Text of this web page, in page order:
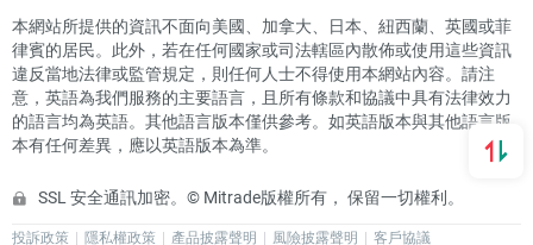
本網站所提供的資訊不面向美國、加拿大、日本、紐西蘭、英國或菲
律賓的居民。此外，若在任何國家或司法轄區內散佈或使用這些資訊
違反當地法律或監管規定，則任何人士不得使用本網站內容。請注
意，英語為我們服務的主要語言，且所有條款和協議中具有法律效力
的語言均為英語。其他語言版本僅供參考。如英語版本與其他語言版
本有任何差異，應以英語版本為準。
SSL 安全通訊加密。© Mitrade版權所有， 保留一切權利。
投訴政策 隱私權政策 產品披露聲明 風險披露聲明 客戶協議